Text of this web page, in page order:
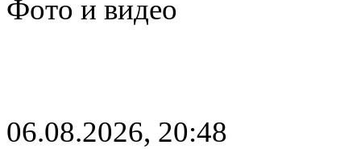
Фото и видео
06.08.2026, 20:48